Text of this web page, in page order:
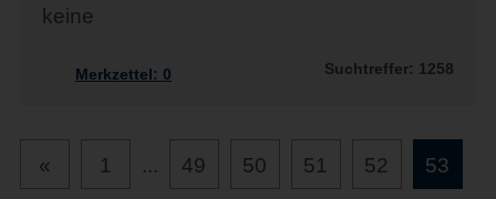
keine
Merkzettel: 0 Suchtreffer: 1258
« 1 ... 49 50 51 52 53